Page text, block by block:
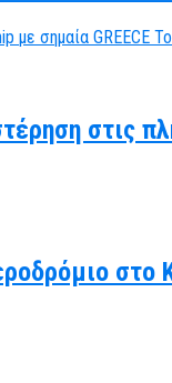
στις
στο